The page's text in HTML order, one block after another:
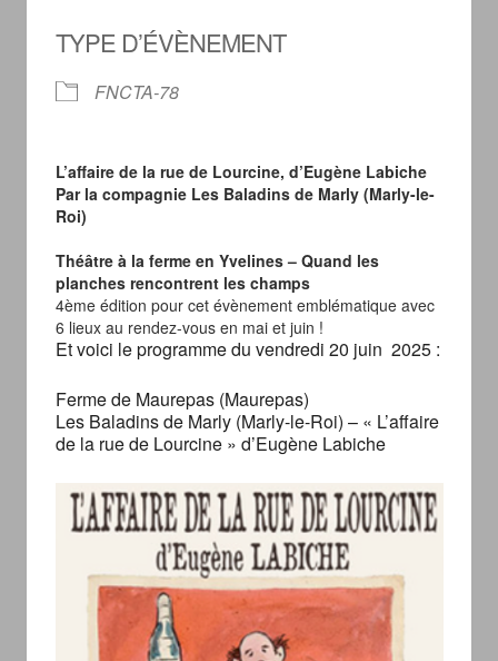
TYPE D’ÉVÈNEMENT
FNCTA-78
L’affaire de la rue de Lourcine, d’Eugène Labiche
Par la compagnie Les Baladins de Marly (Marly-le-
Roi)
Théâtre à la ferme en Yvelines – Quand les
planches rencontrent les champs
4ème édition pour cet évènement emblématique avec
6 lieux au rendez-vous en mai et juin !
Et voici le programme du vendredi 20 juin 2025 :
Ferme de Maurepas (Maurepas)
Les Baladins de Marly (Marly-le-Roi) – « L’affaire
de la rue de Lourcine » d’Eugène Labiche